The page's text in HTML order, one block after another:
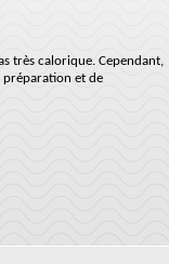
très calorique. Cependant,
préparation et de